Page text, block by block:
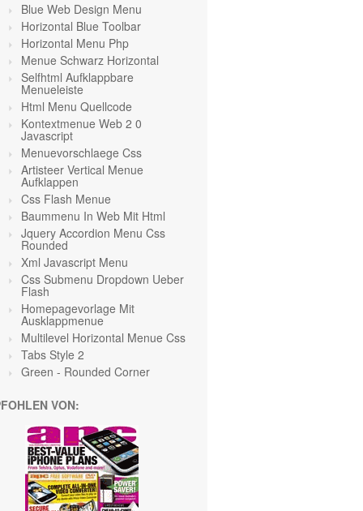
Blue Web Design Menu
Horizontal Blue Toolbar
Horizontal Menu Php
Menue Schwarz Horizontal
Selfhtml Aufklappbare
Menueleiste
Html Menu Quellcode
Kontextmenue Web 2 0
Javascript
Menuevorschlaege Css
Artisteer Vertical Menue
Aufklappen
Css Flash Menue
Baummenu In Web Mit Html
Jquery Accordion Menu Css
Rounded
Xml Javascript Menu
Css Submenu Dropdown Ueber
Flash
Homepagevorlage Mit
Ausklappmenue
Multilevel Horizontal Menue Css
Tabs Style 2
Green - Rounded Corner
VON: